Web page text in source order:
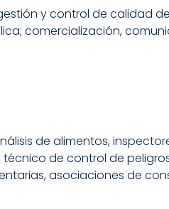
y control de calidad
comercialización,
de alimentos,
de control de
asociaciones de